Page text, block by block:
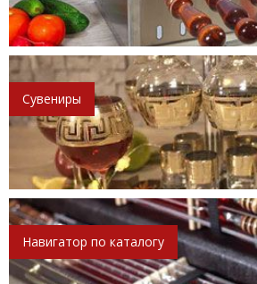
Сувениры
Навигатор по каталогу